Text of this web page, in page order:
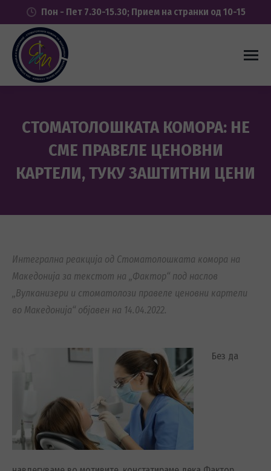
Пон - Пет 7.30-15.30; Прием на странки од 10-15
СТОМАТОЛОШКАТА КОМОРА: НЕ
СМЕ ПРАВЕЛЕ ЦЕНОВНИ
КАРТЕЛИ, ТУКУ ЗАШТИТНИ ЦЕНИ
Интегрална реакција од Стоматолошката комора на
Македонија за текстот на „Фактор“ под наслов
„Вулканизери и стоматолози правеле ценовни картели
во Македонија“ објавен на 14.04.2022.
Без да